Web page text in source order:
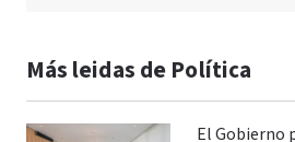
Más leidas de Política
El Gobierno